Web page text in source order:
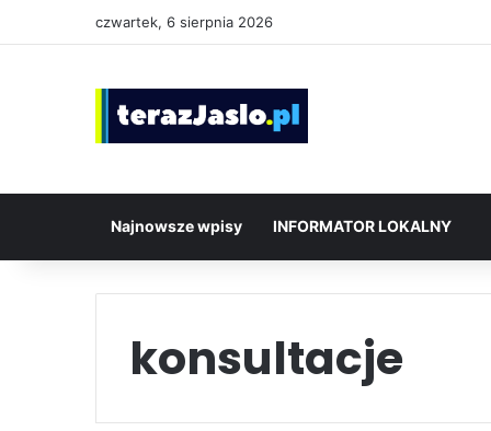
czwartek, 6 sierpnia 2026
Najnowsze wpisy INFORMATOR LOKALNY
konsultacje